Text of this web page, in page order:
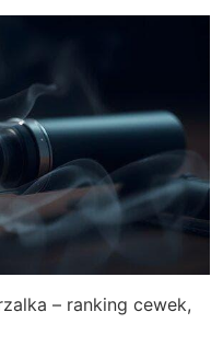
– ranking cewek,